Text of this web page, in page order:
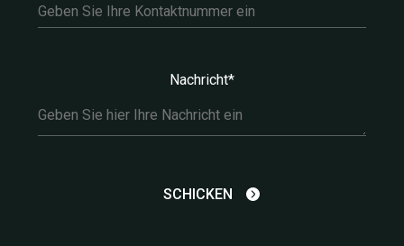
Nachricht*